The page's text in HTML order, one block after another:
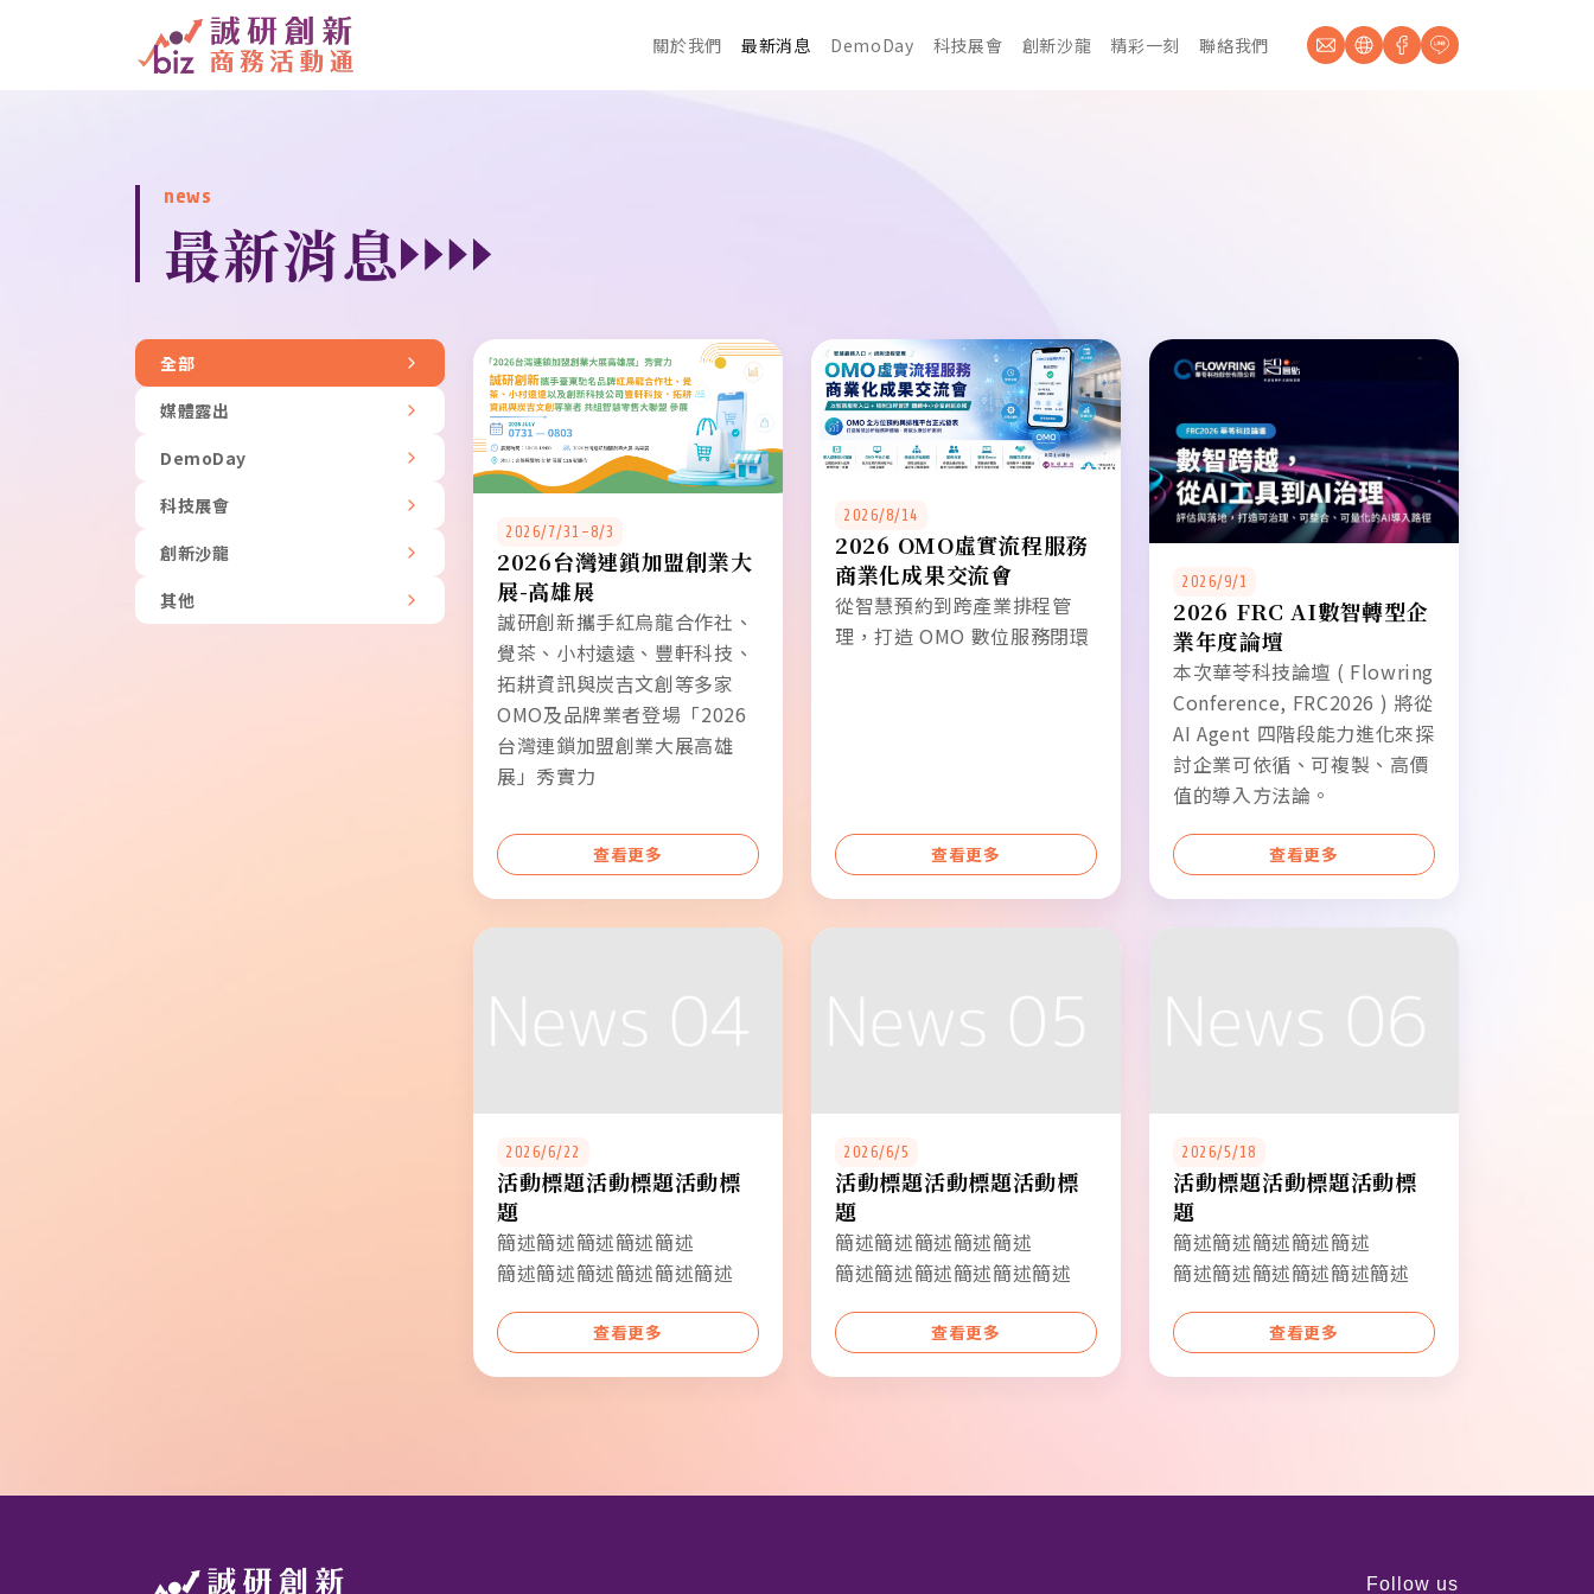
關於我們 最新消息 DemoDay 科技展會 創新沙龍 精彩一刻 聯絡我們
news
最新消息
全部
媒體露出
DemoDay
科技展會
創新沙龍
其他
2026/7/31-8/3
2026台灣連鎖加盟創業大
展-高雄展
誠研創新攜手紅烏龍合作社、
覺茶、小村遠遠、豐軒科技、
拓耕資訊與炭吉文創等多家
OMO及品牌業者登場「2026
台灣連鎖加盟創業大展高雄
展」秀實力
查看更多
2026/8/14
2026 OMO虛實流程服務
商業化成果交流會
從智慧預約到跨產業排程管
理，打造 OMO 數位服務閉環
查看更多
2026/9/1
2026 FRC AI數智轉型企
業年度論壇
本次華苓科技論壇 ( Flowring
Conference, FRC2026 ) 將從
AI Agent 四階段能力進化來探
討企業可依循、可複製、高價
值的導入方法論。
查看更多
2026/6/22
活動標題活動標題活動標
題
簡述簡述簡述簡述簡述
簡述簡述簡述簡述簡述簡述
查看更多
2026/6/5
活動標題活動標題活動標
題
簡述簡述簡述簡述簡述
簡述簡述簡述簡述簡述簡述
查看更多
2026/5/18
活動標題活動標題活動標
題
簡述簡述簡述簡述簡述
簡述簡述簡述簡述簡述簡述
查看更多
Follow us